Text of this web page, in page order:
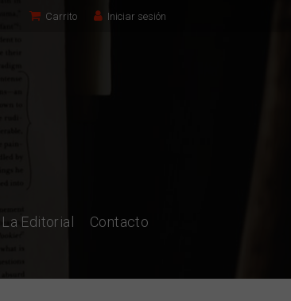
Carrito Iniciar sesión
La Editorial Contacto